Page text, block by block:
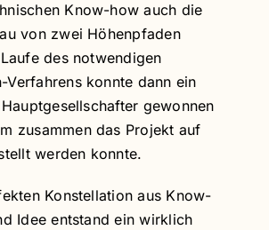
Know-how auch die
von zwei Höhenpfaden
des notwendigen
Verfahrens konnte dann ein
gewonnen
zusammen das Projekt auf
werden konnte.
Konstellation aus Know-
Idee entstand ein wirklich